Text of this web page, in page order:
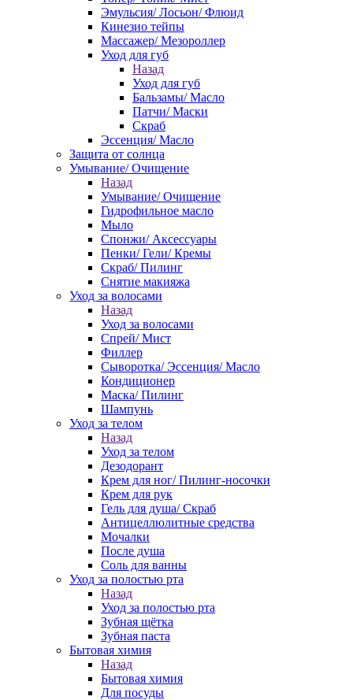
Эмульсия/ Лосьон/ Флюид
Кинезио тейпы
Массажер/ Мезороллер
Уход для губ
Назад
Уход для губ
Бальзамы/ Масло
Патчи/ Маски
Скраб
Эссенция/ Масло
Защита от солнца
Умывание/ Очищение
Назад
Умывание/ Очищение
Гидрофильное масло
Мыло
Спонжи/ Аксессуары
Пенки/ Гели/ Кремы
Скраб/ Пилинг
Снятие макияжа
Уход за волосами
Назад
Уход за волосами
Спрей/ Мист
Филлер
Сыворотка/ Эссенция/ Масло
Кондиционер
Маска/ Пилинг
Шампунь
Уход за телом
Назад
Уход за телом
Дезодорант
Крем для ног/ Пилинг-носочки
Крем для рук
Гель для душа/ Скраб
Антицеллюлитные средства
Мочалки
После душа
Соль для ванны
Уход за полостью рта
Назад
Уход за полостью рта
Зубная щётка
Зубная паста
Бытовая химия
Назад
Бытовая химия
Для посуды